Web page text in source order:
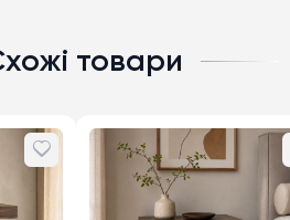
товари